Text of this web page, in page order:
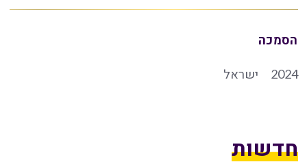
הסמכה
2024 ישראל
חדשות